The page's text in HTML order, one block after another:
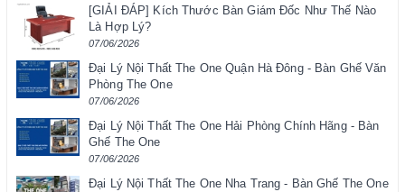
[GIẢI ĐÁP] Kích Thước Bàn Giám Đốc Như Thế Nào
Là Hợp Lý?
07/06/2026
Đại Lý Nội Thất The One Quận Hà Đông - Bàn Ghế Văn
Phòng The One
07/06/2026
Đại Lý Nội Thất The One Hải Phòng Chính Hãng - Bàn
Ghế The One
07/06/2026
Đại Lý Nội Thất The One Nha Trang - Bàn Ghế The One